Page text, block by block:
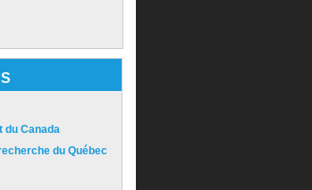
du Canada
du Québec